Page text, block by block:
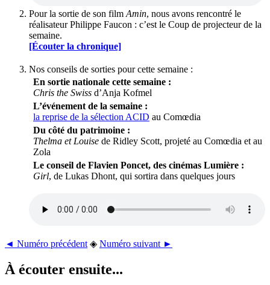
Pour la sortie de son film Amin, nous avons rencontré le
réalisateur Philippe Faucon : c’est le Coup de projecteur de la
semaine.
[Écouter la chronique]
Nos conseils de sorties pour cette semaine :
En sortie nationale cette semaine :
Chris the Swiss d’Anja Kofmel
L’événement de la semaine :
la reprise de la sélection ACID au Comœdia
Du côté du patrimoine :
Thelma et Louise de Ridley Scott, projeté au Comœdia et au
Zola
Le conseil de Flavien Poncet, des cinémas Lumière :
Girl, de Lukas Dhont, qui sortira dans quelques jours
◄ Numéro précédent ◈ Numéro suivant ►
À écouter ensuite...